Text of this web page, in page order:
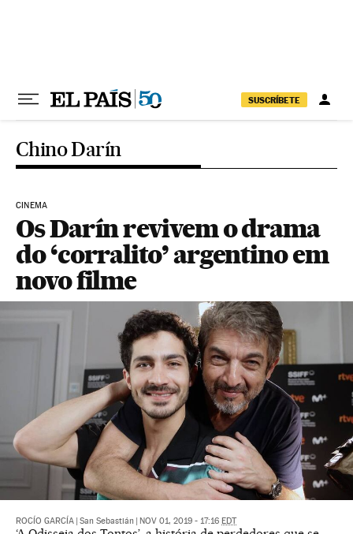
SUSCRÍBETE
Chino Darín
CINEMA
Os Darín revivem o drama
do ‘corralito’ argentino em
novo filme
ROCÍO GARCÍA San Sebastián NOV 01, 2019 - 17:16 EDT